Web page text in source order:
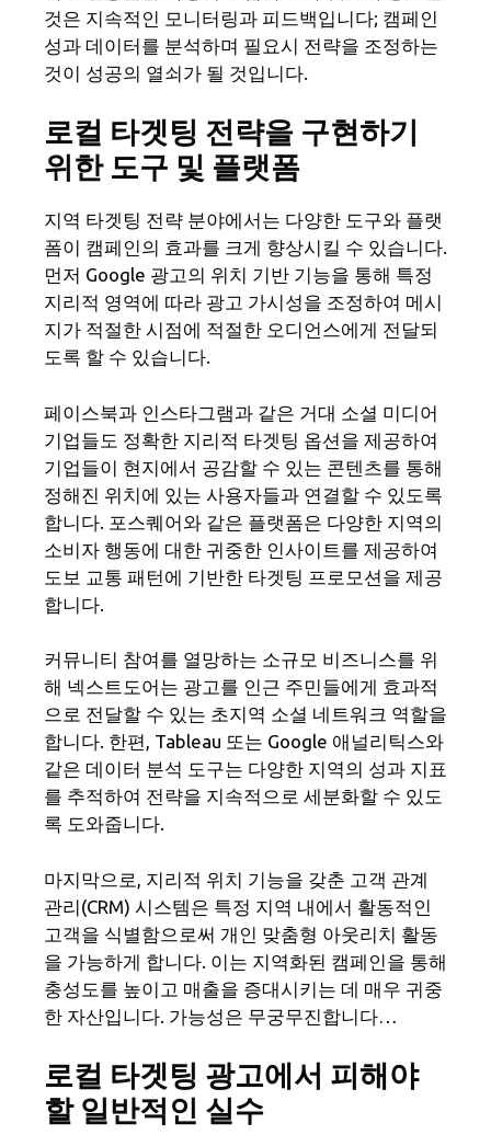
것은 지속적인 모니터링과 피드백입니다; 캠페인
성과 데이터를 분석하며 필요시 전략을 조정하는
것이 성공의 열쇠가 될 것입니다.
로컬 타겟팅 전략을 구현하기
위한 도구 및 플랫폼
지역 타겟팅 전략 분야에서는 다양한 도구와 플랫
폼이 캠페인의 효과를 크게 향상시킬 수 있습니다.
먼저 Google 광고의 위치 기반 기능을 통해 특정
지리적 영역에 따라 광고 가시성을 조정하여 메시
지가 적절한 시점에 적절한 오디언스에게 전달되
도록 할 수 있습니다.
페이스북과 인스타그램과 같은 거대 소셜 미디어
기업들도 정확한 지리적 타겟팅 옵션을 제공하여
기업들이 현지에서 공감할 수 있는 콘텐츠를 통해
정해진 위치에 있는 사용자들과 연결할 수 있도록
합니다. 포스퀘어와 같은 플랫폼은 다양한 지역의
소비자 행동에 대한 귀중한 인사이트를 제공하여
도보 교통 패턴에 기반한 타겟팅 프로모션을 제공
합니다.
커뮤니티 참여를 열망하는 소규모 비즈니스를 위
해 넥스트도어는 광고를 인근 주민들에게 효과적
으로 전달할 수 있는 초지역 소셜 네트워크 역할을
합니다. 한편, Tableau 또는 Google 애널리틱스와
같은 데이터 분석 도구는 다양한 지역의 성과 지표
를 추적하여 전략을 지속적으로 세분화할 수 있도
록 도와줍니다.
마지막으로, 지리적 위치 기능을 갖춘 고객 관계
관리(CRM) 시스템은 특정 지역 내에서 활동적인
고객을 식별함으로써 개인 맞춤형 아웃리치 활동
을 가능하게 합니다. 이는 지역화된 캠페인을 통해
충성도를 높이고 매출을 증대시키는 데 매우 귀중
한 자산입니다. 가능성은 무궁무진합니다…
로컬 타겟팅 광고에서 피해야
할 일반적인 실수